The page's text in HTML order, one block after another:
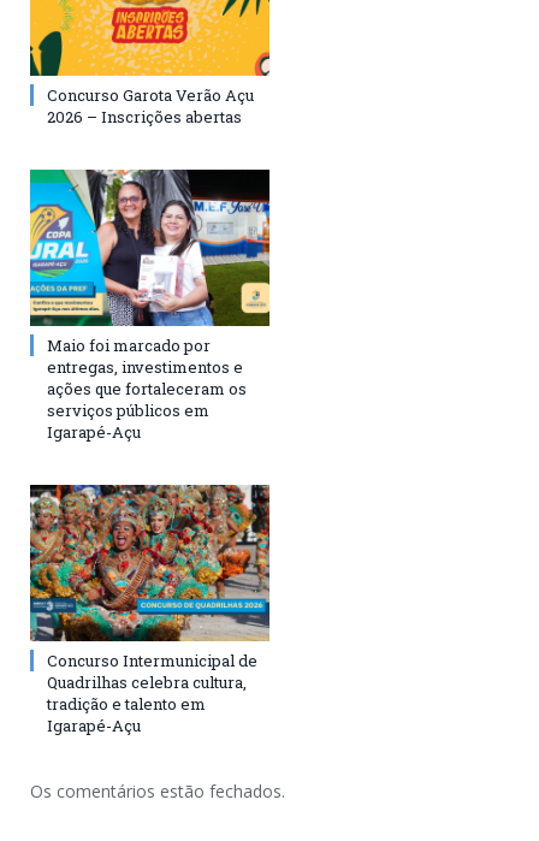
Concurso Garota Verão Açu
2026 – Inscrições abertas
Maio foi marcado por
entregas, investimentos e
ações que fortaleceram os
serviços públicos em
Igarapé-Açu
Concurso Intermunicipal de
Quadrilhas celebra cultura,
tradição e talento em
Igarapé-Açu
Os comentários estão fechados.